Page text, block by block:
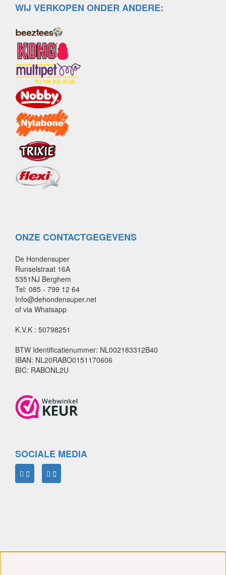
WIJ VERKOPEN ONDER ANDERE:
ONZE CONTACTGEGEVENS
De Hondensuper
Runselstraat 16A
5351NJ Berghem
Tel: 085 - 799 12 64
Info@dehondensuper.net
of via Whatsapp
K.V.K : 50798251
BTW Identificatienummer: NL002183312B40
IBAN: NL20RABO0151170606
BIC: RABONL2U
SOCIALE MEDIA